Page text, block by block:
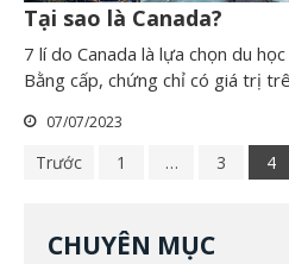
Tại sao là Canada?
7 lí do Canada là lựa chọn du
Bằng cấp, chứng chỉ có giá trị
07/07/2023
Trước 1 … 3 4
CHUYÊN MỤC